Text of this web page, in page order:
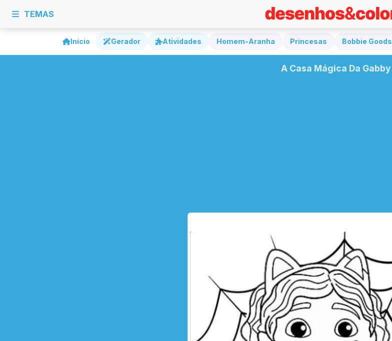
TEMAS
Início Gerador Atividades Homem-Aranha Princesas Bobbie Goods
A Casa Mágica Da Gabby